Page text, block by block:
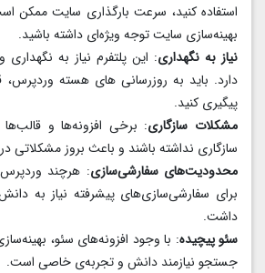
استفاده کنید، سرعت بارگذاری سایت ممکن
بهینه‌سازی سایت توجه ویژه‌ای داشته باشید.
نیاز به نگهداری: این پلتفرم نیاز به نگهداری
دارد. باید به‌ روزرسانی‌ های هسته وردپرس،
پیگیری کنید.
مشکلات سازگاری: برخی افزونه‌ها و
سازگاری نداشته باشند و باعث بروز مشکلاتی
محدودیت‌های سفارشی‌سازی: هرچند وردپرس
برای سفارشی‌سازی‌های پیشرفته نیاز به
داشت.
سئو پیچیده: با وجود افزونه‌های سئو،
جستجو نیازمند دانش و تجربه‌ی خاصی است.